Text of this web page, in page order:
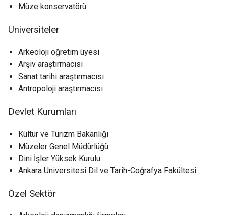
Müze konservatörü
Üniversiteler
Arkeoloji öğretim üyesi
Arşiv araştırmacısı
Sanat tarihi araştırmacısı
Antropoloji araştırmacısı
Devlet Kurumları
Kültür ve Turizm Bakanlığı
Müzeler Genel Müdürlüğü
Dini İşler Yüksek Kurulu
Ankara Üniversitesi Dil ve Tarih-Coğrafya Fakültesi
Özel Sektör